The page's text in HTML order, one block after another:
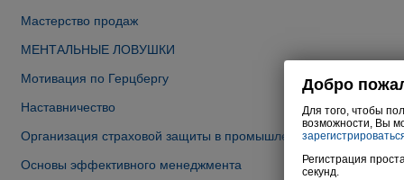
Мастерство продаж
МЕНТАЛЬНЫЕ ЛОВУШКИ
Мотивация по Герцбергу
Наставничество
Организация страховой защиты в промышленной корпорации
Основы эффективного менеджмента